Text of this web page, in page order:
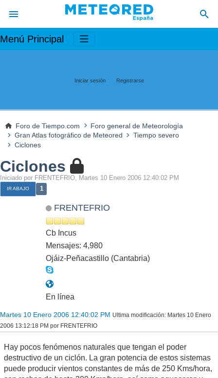
Menú Principal
Iniciar sesión Registrarse
Foro de Tiempo.com
Foro general de Meteorología
Gran Atlas fotográfico de Meteored
Tiempo severo
Ciclones
Ciclones
Iniciado por FRENTEFRIO, Martes 10 Enero 2006 12:40:02 PM
IR ABAJO 1
FRENTEFRIO
Cb Incus
Mensajes: 4,980
Ojáiz-Peñacastillo (Cantabria)
En línea
Martes 10 Enero 2006 12:40:02 PM Ultima modificación: Martes 10 Enero
2006 13:12:18 PM por FRENTEFRIO
Hay pocos fenómenos naturales que tengan el poder
destructivo de un ciclón. La gran potencia de estos sistemas
puede producir vientos constantes de más de 250 Kms/hora,